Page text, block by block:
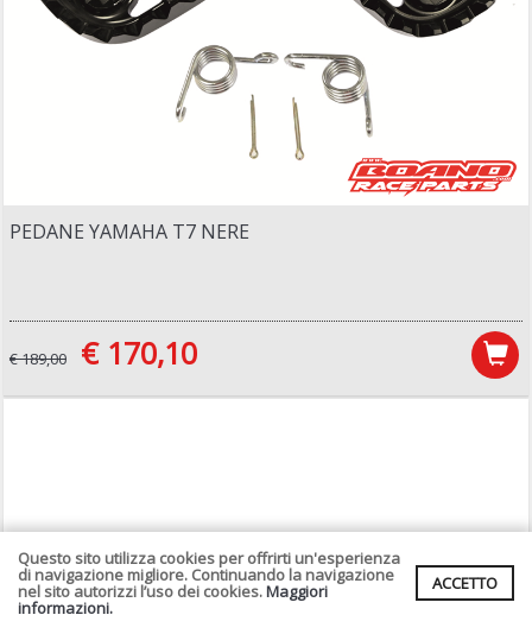
PEDANE YAMAHA T7 NERE
€ 189,00 € 170,10
Questo sito utilizza cookies per offrirti un'esperienza
di navigazione migliore. Continuando la navigazione
nel sito autorizzi l’uso dei cookies.Maggiori
informazioni.
ACCETTO